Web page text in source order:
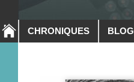
CHRONIQUES BLOG